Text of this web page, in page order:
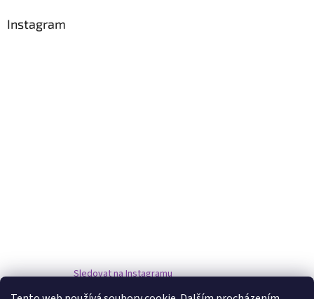
Instagram
Sledovat na Instagramu